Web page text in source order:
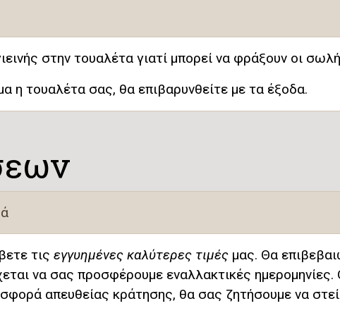
στην τουαλέτα γιατί μπορεί να φράξουν οι
η τουαλέτα σας, θα επιβαρυνθείτε με τα έξοδα.
τις εγγυημένες καλύτερες τιμές μας. Θα
να σας προσφέρουμε εναλλακτικές
απευθείας κράτησης, θα σας ζητήσουμε να